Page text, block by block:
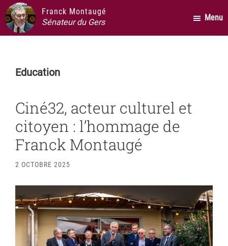
Passer
au
contenu
Passer
la
latérale
Passer
au
pied
page
Franck Montaugé
Sénateur du Gers
Menu
Education
Ciné32, acteur culturel et
citoyen : l’hommage de
Franck Montaugé
2 OCTOBRE 2025